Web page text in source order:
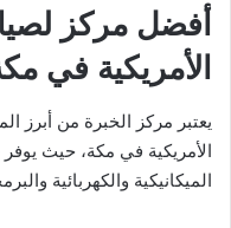
أفضل مركز
الأمريكية في
يعتبر مركز الخبرة من أبرز
الأمريكية في مكة، حيث
الميكانيكية والكهربائية